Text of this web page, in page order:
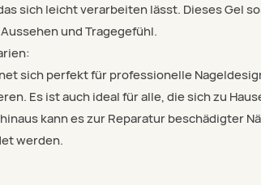
sich leicht verarbeiten lässt. Dieses Gel
und Tragegefühl.
sich perfekt für professionelle
Es ist auch ideal für alle, die sich zu
kann es zur Reparatur beschädigter
werden.